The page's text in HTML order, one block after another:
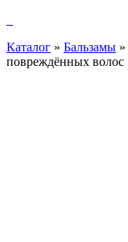
Каталог » Бальзамы »
повреждённых волос